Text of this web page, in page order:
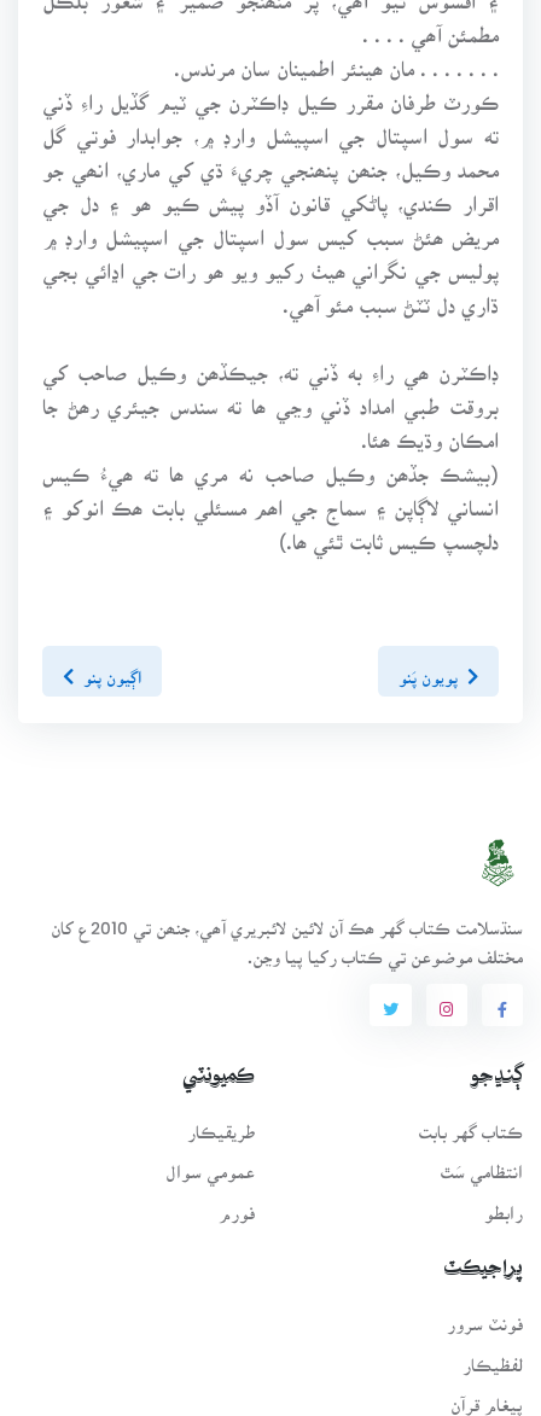
مطمئن آھي . . . .
. . . . . . . مان ھينئر اطمينان سان مرندس.
ڪورٽ طرفان مقرر ڪيل ڊاڪٽرن جي ٽيم گڏيل راءِ ڏني
ته سول اسپتال جي اسپيشل وارڊ ۾، جوابدار فوتي گل
محمد وڪيل، جنھن پنھنجي چريءَ ڌي کي ماري، انھي جو
اقرار ڪندي، پاڻکي قانون آڏو پيش ڪيو ھو ۽ دل جي
مريض ھئڻ سبب کيس سول اسپتال جي اسپيشل وارڊ ۾
پوليس جي نگراني ھيٺ رکيو ويو ھو رات جي اڍائي بجي
ڌاري دل ٽٽڻ سبب مئو آھي.
ڊاڪٽرن ھي راءِ به ڏني ته، جيڪڏھن وڪيل صاحب کي
بروقت طبي امداد ڏني وڃي ھا ته سندس جيئري رھڻ جا
امڪان وڌيڪ ھئا.
(بيشڪ جڏھن وڪيل صاحب نه مري ھا ته ھيءُ ڪيس
انساني لاڳاپن ۽ سماج جي اھم مسئلي بابت ھڪ انوکو ۽
دلچسپ ڪيس ثابت ٿئي ھا.)
اڳيون پنو
سنڌسلامت ڪتاب گهر ھڪ آن لائين لائبريري آھي، جنھن تي 2010ع کان
مختلف موضوعن تي ڪتاب رکيا پيا وڃن.
ڳنڍجو
ڪتاب گهر بابت
انتظامي سَٿ
رابطو
ڪميونٽي
طريقيڪار
عمومي سوال
فورم
پراجيڪٽ
فونٽ سرور
لفظيڪار
پيغامِ قرآن